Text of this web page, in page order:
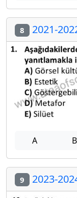
8 2021-
A B
9 2023-